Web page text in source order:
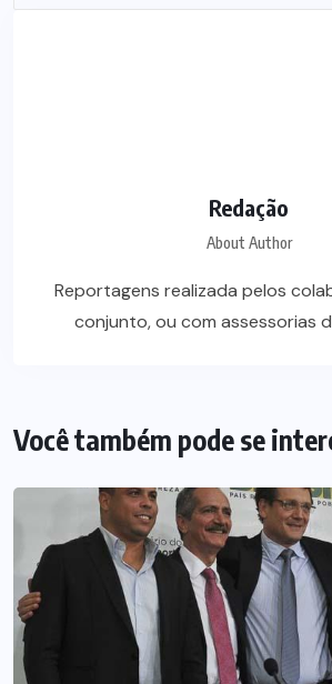
Redação
About Author
Reportagens realizada pelos
conjunto, ou com assessorias
Você também pode se